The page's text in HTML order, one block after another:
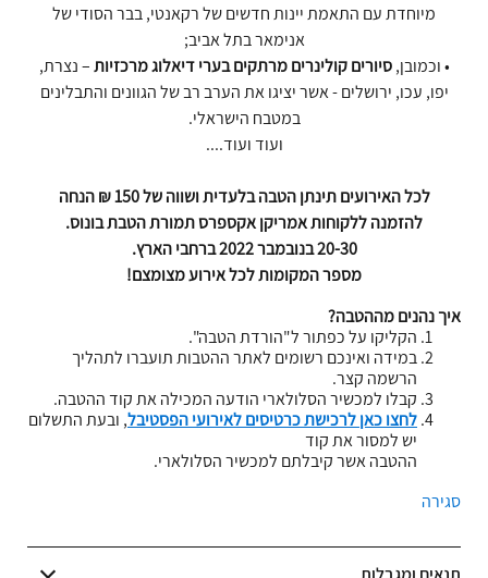
מיוחדת עם התאמת יינות חדשים של רקאנטי, בבר הסודי של
אנימאר בתל אביב;
• וכמובן,סיורים קולינרים מרתקים בערי דיאלוג מרכזיות– נצרת,
יפו, עכו, ירושלים - אשר יציגו את הערב רב של הגוונים והתבלינים
במטבח הישראלי.
ועוד ועוד....
לכל האירועים תינתן הטבה בלעדית ושווה של 150 ₪ הנחה
להזמנה ללקוחות אמריקן אקספרס תמורת הטבת בונוס.
20-30 בנובמבר 2022 ברחבי הארץ.
מספר המקומות לכל אירוע מצומצם!
איך נהנים מההטבה?
הקליקו על כפתור ל"הורדת הטבה".
במידה ואינכם רשומים לאתר ההטבות תועברו לתהליך
הרשמה קצר.
קבלו למכשיר הסלולארי הודעה המכילה את קוד ההטבה.
לחצו כאן לרכישת כרטיסים לאירועי הפסטיבל, ובעת התשלום
יש למסור את קוד
ההטבה אשר קיבלתם למכשיר הסלולארי.
סגירה